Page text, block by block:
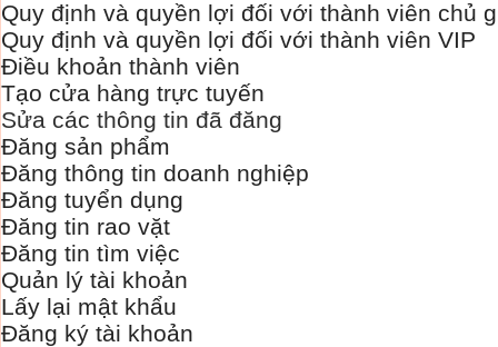
Quy định và quyền lợi đối với thành viên chủ
Quy định và quyền lợi đối với thành viên VIP
Điều khoản thành viên
Tạo cửa hàng trực tuyến
Sửa các thông tin đã đăng
Đăng sản phẩm
Đăng thông tin doanh nghiệp
Đăng tuyển dụng
Đăng tin rao vặt
Đăng tin tìm việc
Quản lý tài khoản
Lấy lại mật khẩu
Đăng ký tài khoản